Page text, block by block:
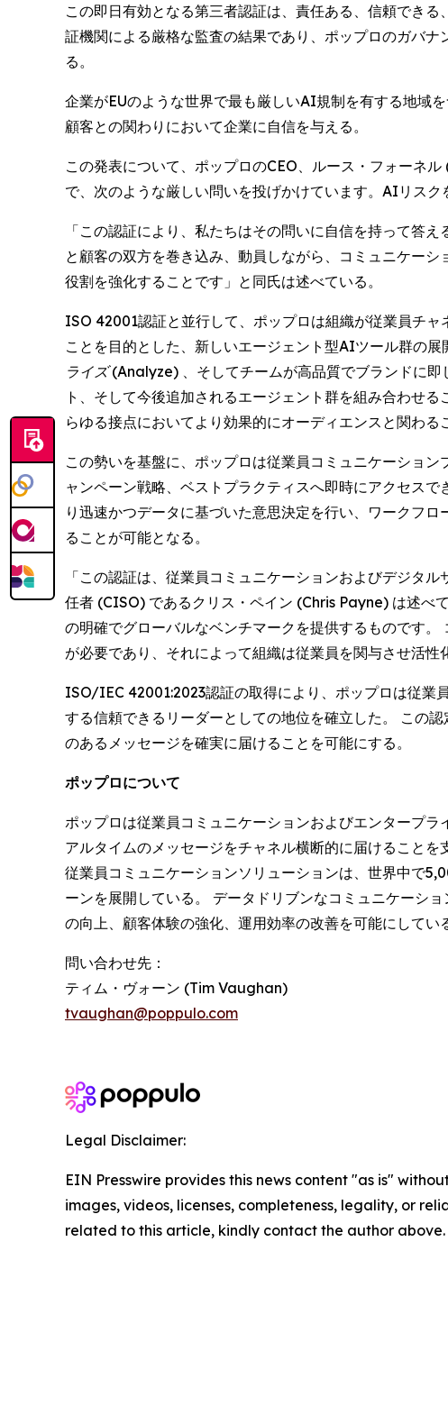
この即日有効となる第三者認証は、責任ある、信頼でき
証機関による厳格な監査の結果であり、ポップロのガバ
る。
企業がEUのような世界で最も厳しいAI規制を有する地域
顧客との関わりにおいて企業に自信を与える。
この発表について、ポップロのCEO、ルース・フォーネ
で、次のような厳しい問いを投げかけています。AIリス
「この認証により、私たちはその問いに自信を持って答
と顧客の双方を巻き込み、動員しながら、コミュニケー
役割を強化することです」と同氏は述べている。
ISO 42001認証と並行して、ポップロは組織が従業員チ
ことを目的とした、新しいエージェント型AIツール群の
ライズ (Analyze) 、そしてチームが高品質でブランドに
ト、そして今後追加されるエージェント群を組み合わせ
らゆる接点においてより効果的にオーディエンスと関わる
この勢いを基盤に、ポップロは従業員コミュニケーショ
ャンペーン戦略、ベストプラクティスへ即時にアクセス
り迅速かつデータに基づいた意思決定を行い、ワークフ
ることが可能となる。
「この認証は、従業員コミュニケーションおよびデジタ
任者 (CISO) であるクリス・ペイン (Chris Payne) は述べ
の明確でグローバルなベンチマークを提供するものです
が必要であり、それによって組織は従業員を関与させ活
ISO/IEC 42001:2023認証の取得により、ポップロは従業
する信頼できるリーダーとしての地位を確立した。 この
のあるメッセージを確実に届けることを可能にする。
ポップロについて
ポップロは従業員コミュニケーションおよびエンタープ
アルタイムのメッセージをチャネル横断的に届けること
従業員コミュニケーションソリューションは、世界中で
ーンを展開している。 データドリブンなコミュニケーシ
の向上、顧客体験の強化、運用効率の改善を可能にしてい
問い合わせ先：
ティム・ヴォーン (Tim Vaughan)
tvaughan@poppulo.com
Legal Disclaimer:
EIN Presswire provides this news content "as is"
images, videos, licenses, completeness, legality, or
related to this article, kindly contact the author above.